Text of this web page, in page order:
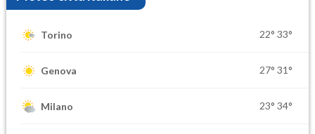
Torino 22° 33°
Genova 27° 31°
Milano 23° 34°